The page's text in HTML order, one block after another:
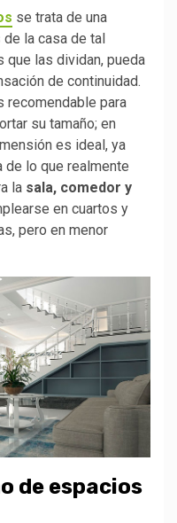
se trata de una
de la casa de tal
que las dividan, pueda
de continuidad.
recomendable para
su tamaño; en
es ideal, ya
de lo que realmente
la sala, comedor y
en cuartos y
pero en menor
de espacios